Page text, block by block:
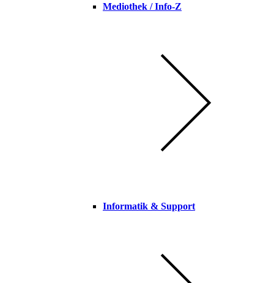
Mediothek / Info-Z
Informatik & Support